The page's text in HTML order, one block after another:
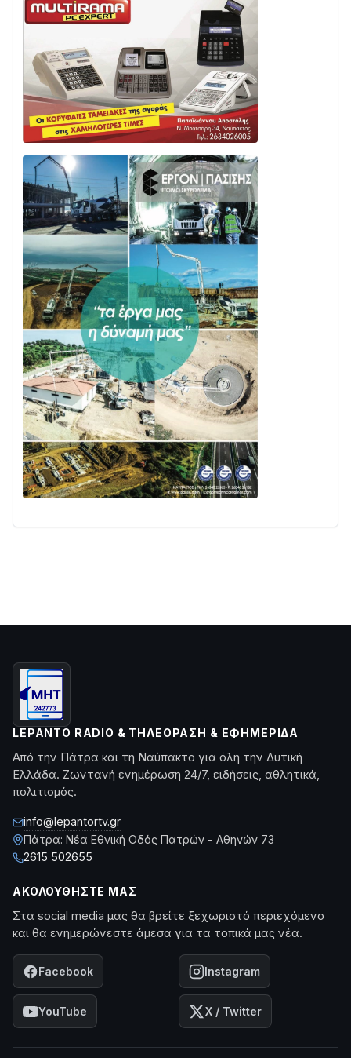
LEPANTO RADIO & ΤΗΛΕΌΡΑΣΗ & ΕΦΗΜΕΡΊΔΑ
Από την Πάτρα και τη Ναύπακτο για όλη την Δυτική
Ελλάδα. Ζωντανή ενημέρωση 24/7, ειδήσεις, αθλητικά,
πολιτισμός.
info@lepantortv.gr
Πάτρα: Νέα Εθνική Οδός Πατρών - Αθηνών 73
2615 502655
ΑΚΟΛΟΥΘΉΣΤΕ ΜΑΣ
Στα social media μας θα βρείτε ξεχωριστό περιεχόμενο
και θα ενημερώνεστε άμεσα για τα τοπικά μας νέα.
Facebook Instagram
YouTube X / Twitter